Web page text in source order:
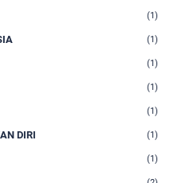
(1)
(1)
(1)
(1)
(1)
DIRI (1)
(1)